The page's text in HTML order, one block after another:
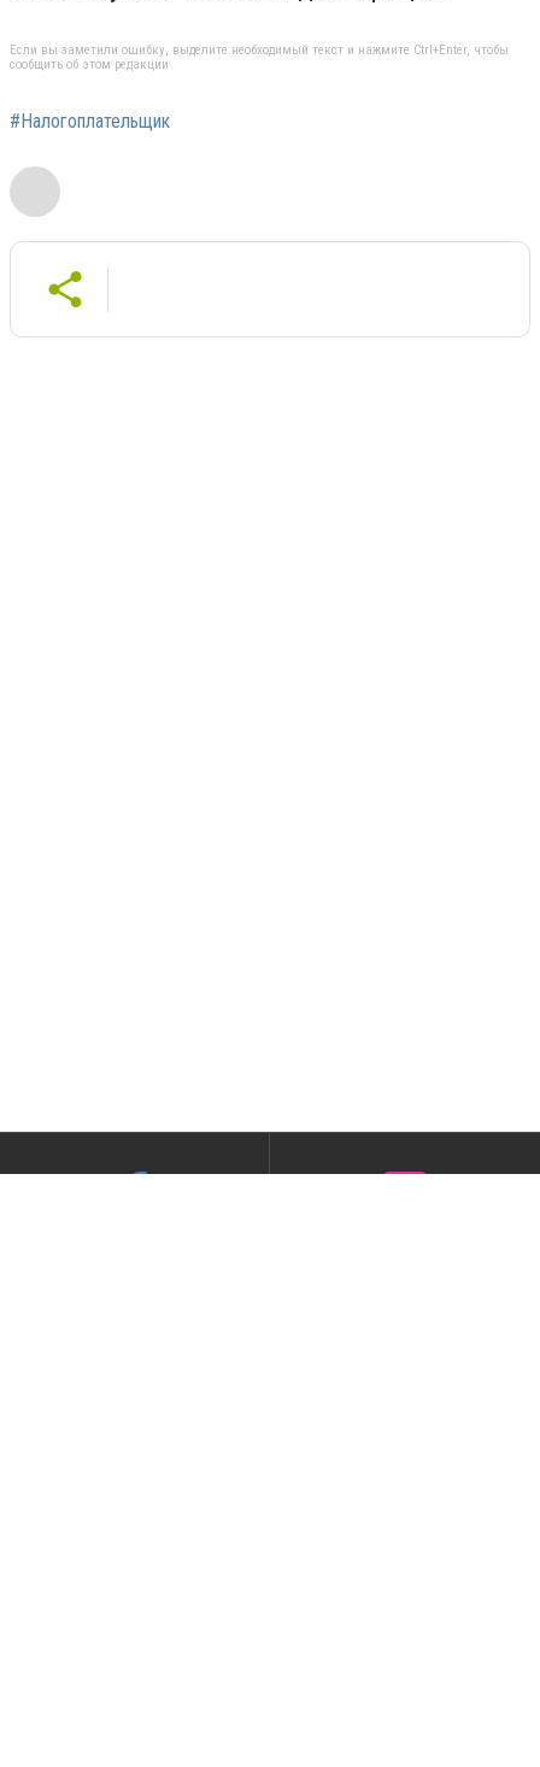
Если вы заметили ошибку, выделите необходимый текст и нажмите Ctrl+Enter, чтобы
сообщить об этом редакции
#Налогоплательщик